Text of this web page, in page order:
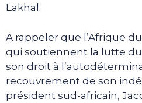
Lakhal.
A rappeler que l’Afrique
qui soutiennent la lutte
son droit à
recouvrement de son
président sud-africain,